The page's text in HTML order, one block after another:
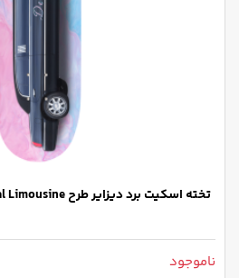
تخته اسکیت برد دیزایر طرح Surreal Limousine
ناموجود